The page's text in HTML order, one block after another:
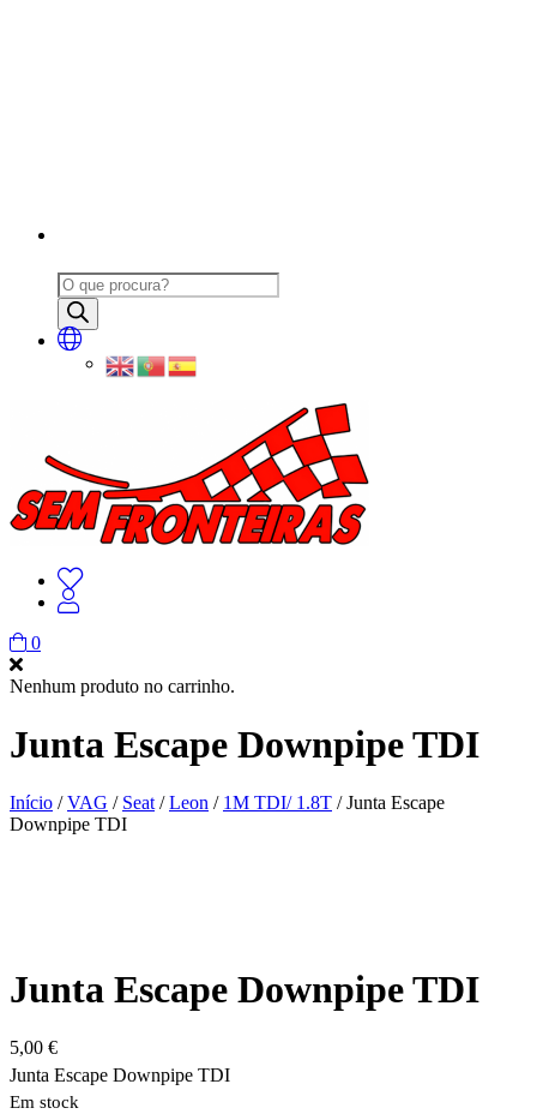
Products
search
0
Nenhum produto no carrinho.
Junta Escape Downpipe TDI
Início /VAG / Seat/Leon / 1M TDI/ 1.8T / Junta Escape
Downpipe TDI
Junta Escape Downpipe TDI
5,00 €
Junta Escape Downpipe TDI
Em stock